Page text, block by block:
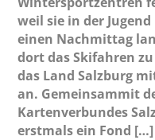
weil sie in der
einen Nachmittag
dort das Skifahren
das Land Salzburg
an. Gemeinsammit
Kartenverbundes
erstmals ein Fond […]